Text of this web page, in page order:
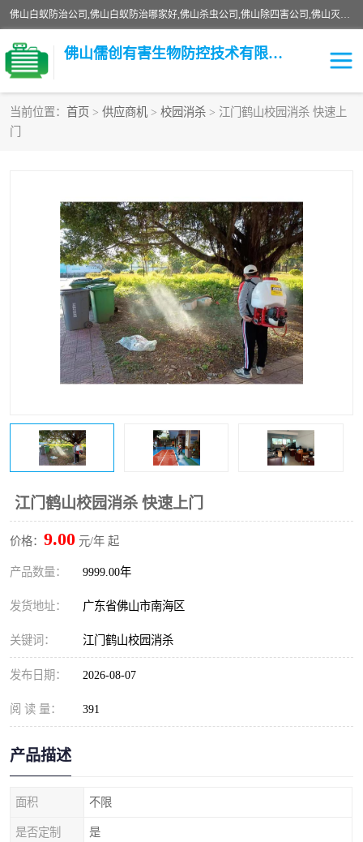
佛山白蚁防治公司,佛山白蚁防治哪家好,佛山杀虫公司,佛山除四害公司,佛山灭白蚁公司,佛山白蚁防治佛山儒创有害生物防治有限公司是一家佛山杀虫公司、佛山除四害公司、佛山灭白蚁公司、佛山白蚁防治公司，让您远离虫害困扰。要问佛山白蚁防治哪家好？佛山儒创有害生物防治有限公司全佛山、广州，正规公司，上门勘查，可靠，售后有保障。
佛山儒创有害生物防控技术有限公司
当前位置： 首页 > 供应商机 > 校园消杀 > 江门鹤山校园消杀 快速上
门
江门鹤山校园消杀 快速上门
价格： 9.00 元/年 起
产品数量： 9999.00年
发货地址： 广东省佛山市南海区
关键词： 江门鹤山校园消杀
发布日期： 2026-08-07
阅 读 量： 391
产品描述
面积 不限
是否定制 是
除四害 食堂消杀
校园消杀 园区消杀
害虫防治